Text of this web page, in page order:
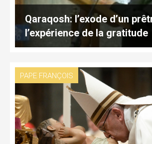
Qaraqosh: l’exode d’un
l’expérience de la gratitude
PAPE FRANÇOIS